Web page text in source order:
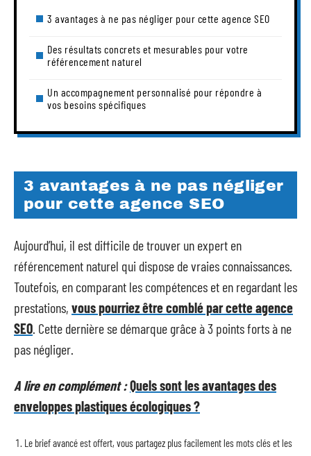
3 avantages à ne pas négliger pour cette agence SEO
Des résultats concrets et mesurables pour votre
référencement naturel
Un accompagnement personnalisé pour répondre à
vos besoins spécifiques
3 avantages à ne pas négliger
pour cette agence SEO
Aujourd’hui, il est difficile de trouver un expert en
référencement naturel qui dispose de vraies connaissances.
Toutefois, en comparant les compétences et en regardant les
prestations, vous pourriez être comblé par cette agence
SEO . Cette dernière se démarque grâce à 3 points forts à ne
pas négliger.
A lire en complément :Quels sont les avantages des
enveloppes plastiques écologiques ?
Le brief avancé est offert, vous partagez plus facilement les mots clés et les